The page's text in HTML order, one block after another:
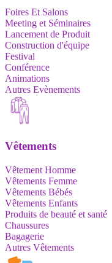
Foires Et Salons
Meeting et Séminaires
Lancement de Produit
Construction d'équipe
Festival
Conférence
Animations
Autres Evènements
Vêtements
Vêtement Homme
Vêtements Femme
Vêtements Bébés
Vêtements Enfants
Produits de beauté et santé
Chaussures
Bagagerie
Autres Vêtements